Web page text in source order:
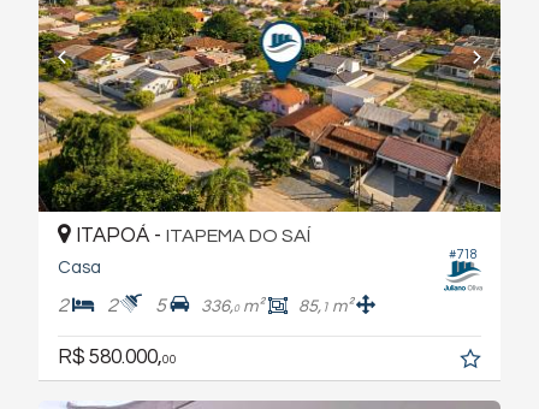
#718
ITAPOÁ - ITAPEMA DO SAÍ
Casa
2 2 5 336,0m² 85, 1 m²
R$ 580.000,00